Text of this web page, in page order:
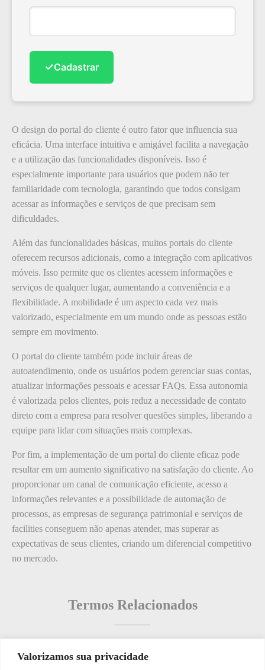
Valorizamos sua privacidade
✓Cadastrar
O design do portal do cliente é outro fator que influencia sua
eficácia. Uma interface intuitiva e amigável facilita a navegação
e a utilização das funcionalidades disponíveis. Isso é
especialmente importante para usuários que podem não ter
familiaridade com tecnologia, garantindo que todos consigam
acessar as informações e serviços de que precisam sem
dificuldades.
Além das funcionalidades básicas, muitos portais do cliente
oferecem recursos adicionais, como a integração com aplicativos
móveis. Isso permite que os clientes acessem informações e
serviços de qualquer lugar, aumentando a conveniência e a
flexibilidade. A mobilidade é um aspecto cada vez mais
valorizado, especialmente em um mundo onde as pessoas estão
sempre em movimento.
O portal do cliente também pode incluir áreas de
autoatendimento, onde os usuários podem gerenciar suas contas,
atualizar informações pessoais e acessar FAQs. Essa autonomia
é valorizada pelos clientes, pois reduz a necessidade de contato
direto com a empresa para resolver questões simples, liberando a
equipe para lidar com situações mais complexas.
Por fim, a implementação de um portal do cliente eficaz pode
resultar em um aumento significativo na satisfação do cliente. Ao
proporcionar um canal de comunicação eficiente, acesso a
informações relevantes e a possibilidade de automação de
processos, as empresas de segurança patrimonial e serviços de
facilities conseguem não apenas atender, mas superar as
expectativas de seus clientes, criando um diferencial competitivo
no mercado.
Termos Relacionados
Termos populares